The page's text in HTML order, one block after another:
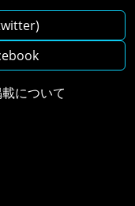
について